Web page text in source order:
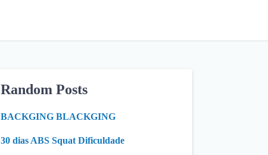
Random Posts
BACKGING BLACKGING
30 dias ABS Squat Dificuldade